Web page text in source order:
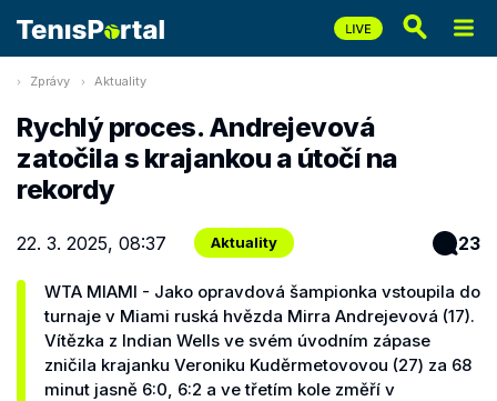
Zprávy Aktuality
Rychlý proces. Andrejevová
zatočila s krajankou a útočí na
rekordy
22. 3. 2025, 08:37 Aktuality 23
WTA MIAMI - Jako opravdová šampionka vstoupila do
turnaje v Miami ruská hvězda Mirra Andrejevová (17).
Vítězka z Indian Wells ve svém úvodním zápase
zničila krajanku Veroniku Kuděrmetovovou (27) za 68
minut jasně 6:0, 6:2 a ve třetím kole změří v